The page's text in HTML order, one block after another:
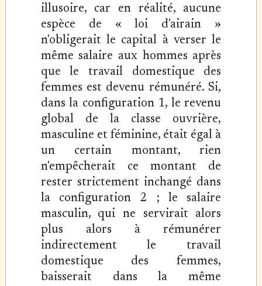
illusoire, car en réalité, aucune
espèce de « loi d'airain »
n'obligerait le capital à verser le
même salaire aux hommes après
que le travail domestique des
femmes est devenu rémunéré. Si,
dans la configuration 1, le revenu
global de la classe ouvrière,
masculine et féminine, était égal à
un certain montant, rien
n'empêcherait ce montant de
rester strictement inchangé dans
la configuration 2 ; le salaire
masculin, qui ne servirait alors
plus alors à rémunérer
indirectement le travail
domestique des femmes,
baisserait dans la même